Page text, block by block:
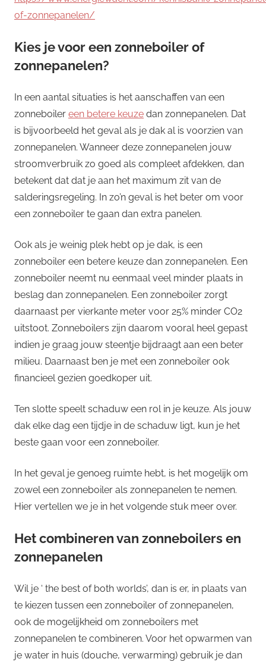
of-zonnepanelen/
Kies je voor een zonneboiler of
zonnepanelen?
In een aantal situaties is het aanschaffen van een
zonneboiler een betere keuze dan zonnepanelen. Dat
is bijvoorbeeld het geval als je dak al is voorzien van
zonnepanelen. Wanneer deze zonnepanelen jouw
stroomverbruik zo goed als compleet afdekken, dan
betekent dat dat je aan het maximum zit van de
salderingsregeling. In zo’n geval is het beter om voor
een zonneboiler te gaan dan extra panelen.
Ook als je weinig plek hebt op je dak, is een
zonneboiler een betere keuze dan zonnepanelen. Een
zonneboiler neemt nu eenmaal veel minder plaats in
beslag dan zonnepanelen. Een zonneboiler zorgt
daarnaast per vierkante meter voor 25% minder CO2
uitstoot. Zonneboilers zijn daarom vooral heel gepast
indien je graag jouw steentje bijdraagt aan een beter
milieu. Daarnaast ben je met een zonneboiler ook
financieel gezien goedkoper uit.
Ten slotte speelt schaduw een rol in je keuze. Als jouw
dak elke dag een tijdje in de schaduw ligt, kun je het
beste gaan voor een zonneboiler.
In het geval je genoeg ruimte hebt, is het mogelijk om
zowel een zonneboiler als zonnepanelen te nemen.
Hier vertellen we je in het volgende stuk meer over.
Het combineren van zonneboilers en
zonnepanelen
Wil je ‘ the best of both worlds’, dan is er, in plaats van
te kiezen tussen een zonneboiler of zonnepanelen,
ook de mogelijkheid om zonneboilers met
zonnepanelen te combineren. Voor het opwarmen van
je water in huis (douche, verwarming) gebruik je dan